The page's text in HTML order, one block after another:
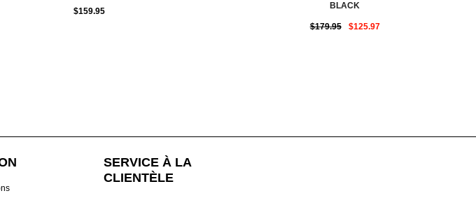
$159.95
BLACK
$179.95 $125.97
SERVICE À LA
CLIENTÈLE